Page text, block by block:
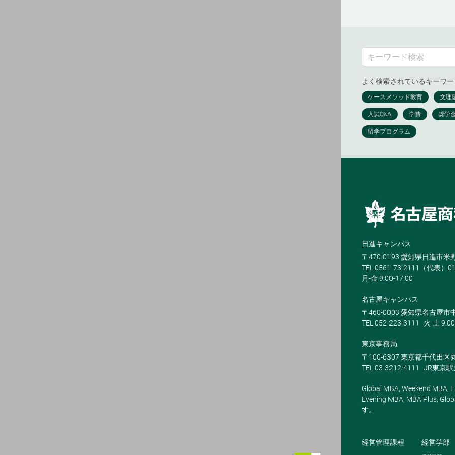
よく検索されているキーワ
日進キャンパス
〒470-0193 愛知県日進市米
TEL 0561-73-2111（代表）
月-金 9:00-17:00
名古屋キャンパス
〒460-0003 愛知県名古屋市
TEL 052-223-3111
火-土
東京事務局
〒100-6307 東京都千代田区
TEL 03-3212-4111
JR東京
Global MBA, Weekend MBA,
Evening MBA, MBA Plus,
す。
経営管理課程 経営学部